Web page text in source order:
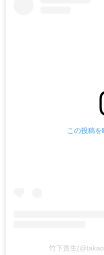
この投稿
竹下貴生